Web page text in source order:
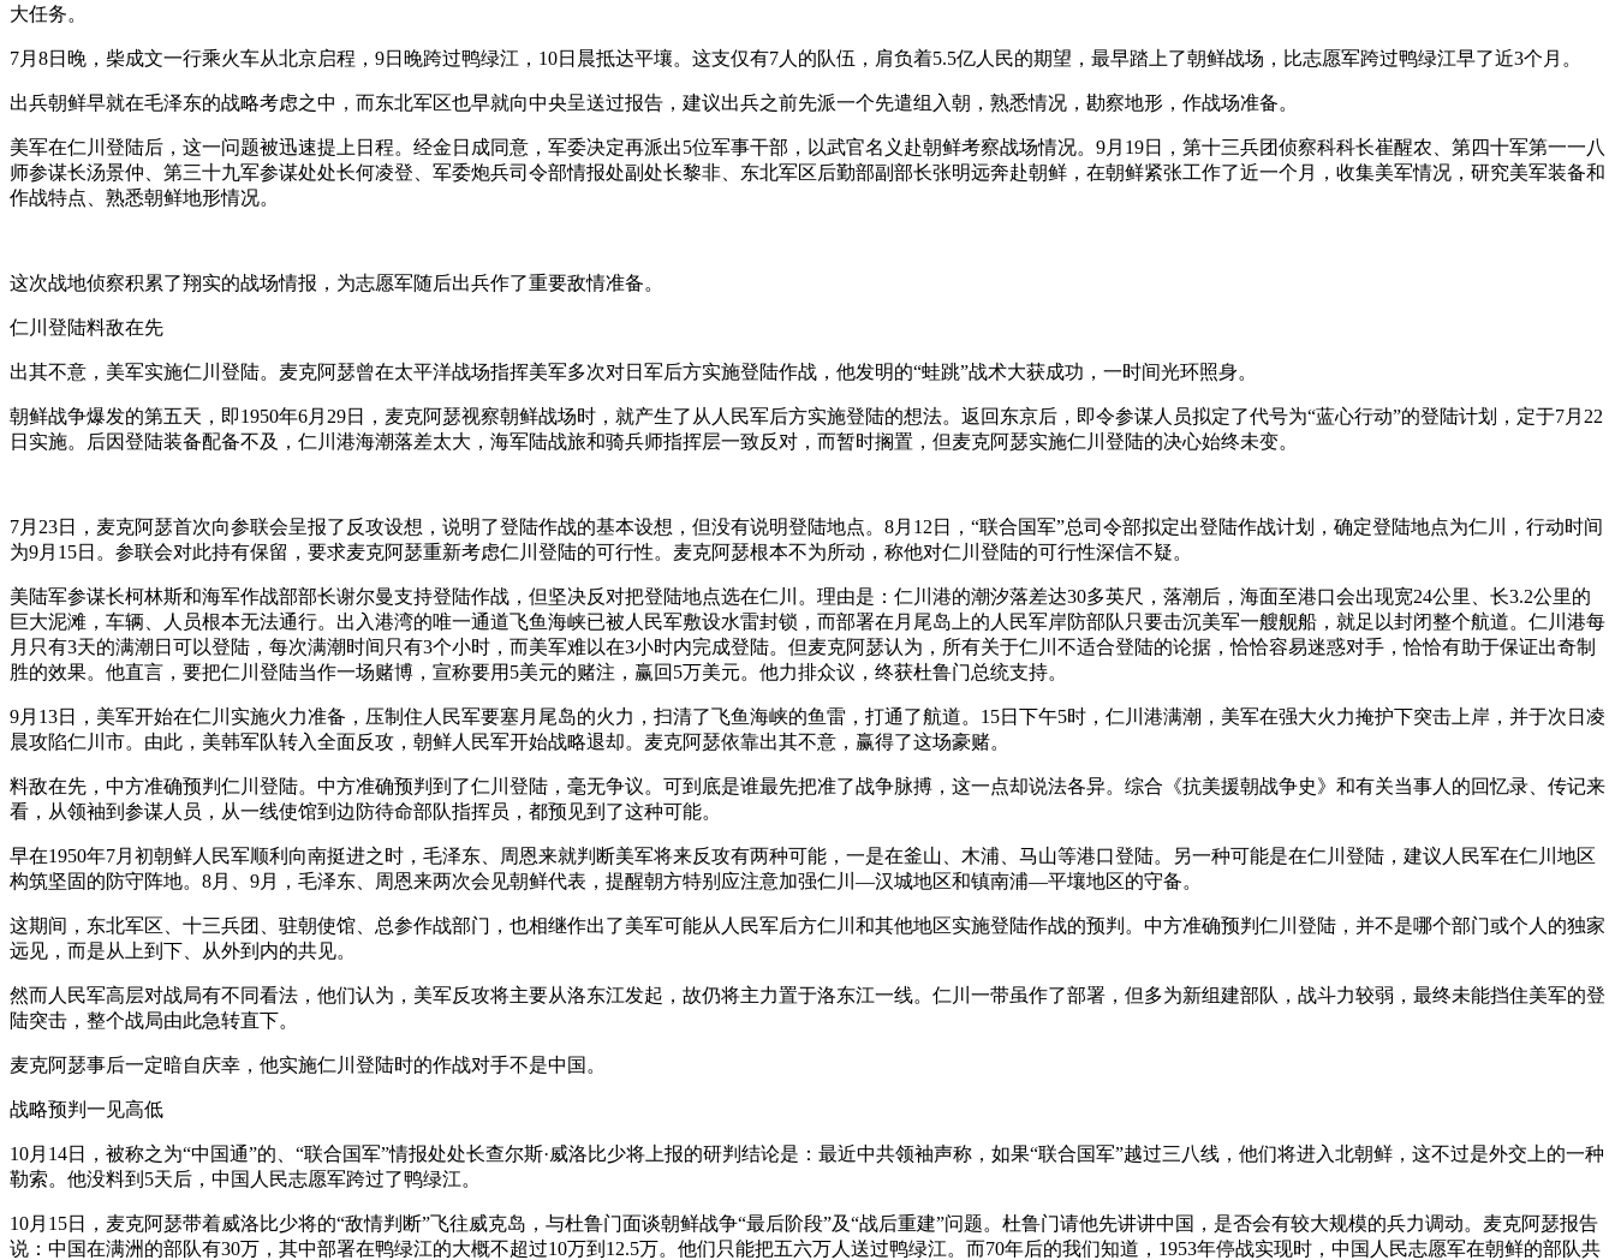
大任务。
7月8日晚，柴成文一行乘火车从北京启程，9日晚跨过鸭绿江，10日晨抵达平壤。这支仅有7人的队伍，肩负着5.5亿人民的期望，最早踏上了朝鲜战场，比志愿军跨过鸭绿江早了近3个月。
出兵朝鲜早就在毛泽东的战略考虑之中，而东北军区也早就向中央呈送过报告，建议出兵之前先派一个先遣组入朝，熟悉情况，勘察地形，作战场准备。
美军在仁川登陆后，这一问题被迅速提上日程。经金日成同意，军委决定再派出5位军事干部，以武官名义赴朝鲜考察战场情况。9月19日，第十三兵团侦察科科长崔醒农、第四十军第一一八
师参谋长汤景仲、第三十九军参谋处处长何凌登、军委炮兵司令部情报处副处长黎非、东北军区后勤部副部长张明远奔赴朝鲜，在朝鲜紧张工作了近一个月，收集美军情况，研究美军装备和
作战特点、熟悉朝鲜地形情况。
这次战地侦察积累了翔实的战场情报，为志愿军随后出兵作了重要敌情准备。
仁川登陆料敌在先
出其不意，美军实施仁川登陆。麦克阿瑟曾在太平洋战场指挥美军多次对日军后方实施登陆作战，他发明的“蛙跳”战术大获成功，一时间光环照身。
朝鲜战争爆发的第五天，即1950年6月29日，麦克阿瑟视察朝鲜战场时，就产生了从人民军后方实施登陆的想法。返回东京后，即令参谋人员拟定了代号为“蓝心行动”的登陆计划，定于7月22
日实施。后因登陆装备配备不及，仁川港海潮落差太大，海军陆战旅和骑兵师指挥层一致反对，而暂时搁置，但麦克阿瑟实施仁川登陆的决心始终未变。
7月23日，麦克阿瑟首次向参联会呈报了反攻设想，说明了登陆作战的基本设想，但没有说明登陆地点。8月12日，“联合国军”总司令部拟定出登陆作战计划，确定登陆地点为仁川，行动时间
为9月15日。参联会对此持有保留，要求麦克阿瑟重新考虑仁川登陆的可行性。麦克阿瑟根本不为所动，称他对仁川登陆的可行性深信不疑。
美陆军参谋长柯林斯和海军作战部部长谢尔曼支持登陆作战，但坚决反对把登陆地点选在仁川。理由是：仁川港的潮汐落差达30多英尺，落潮后，海面至港口会出现宽24公里、长3.2公里的
巨大泥滩，车辆、人员根本无法通行。出入港湾的唯一通道飞鱼海峡已被人民军敷设水雷封锁，而部署在月尾岛上的人民军岸防部队只要击沉美军一艘舰船，就足以封闭整个航道。仁川港每
月只有3天的满潮日可以登陆，每次满潮时间只有3个小时，而美军难以在3小时内完成登陆。但麦克阿瑟认为，所有关于仁川不适合登陆的论据，恰恰容易迷惑对手，恰恰有助于保证出奇制
胜的效果。他直言，要把仁川登陆当作一场赌博，宣称要用5美元的赌注，赢回5万美元。他力排众议，终获杜鲁门总统支持。
9月13日，美军开始在仁川实施火力准备，压制住人民军要塞月尾岛的火力，扫清了飞鱼海峡的鱼雷，打通了航道。15日下午5时，仁川港满潮，美军在强大火力掩护下突击上岸，并于次日凌
晨攻陷仁川市。由此，美韩军队转入全面反攻，朝鲜人民军开始战略退却。麦克阿瑟依靠出其不意，赢得了这场豪赌。
料敌在先，中方准确预判仁川登陆。中方准确预判到了仁川登陆，毫无争议。可到底是谁最先把准了战争脉搏，这一点却说法各异。综合《抗美援朝战争史》和有关当事人的回忆录、传记来
看，从领袖到参谋人员，从一线使馆到边防待命部队指挥员，都预见到了这种可能。
早在1950年7月初朝鲜人民军顺利向南挺进之时，毛泽东、周恩来就判断美军将来反攻有两种可能，一是在釜山、木浦、马山等港口登陆。另一种可能是在仁川登陆，建议人民军在仁川地区
构筑坚固的防守阵地。8月、9月，毛泽东、周恩来两次会见朝鲜代表，提醒朝方特别应注意加强仁川—汉城地区和镇南浦—平壤地区的守备。
这期间，东北军区、十三兵团、驻朝使馆、总参作战部门，也相继作出了美军可能从人民军后方仁川和其他地区实施登陆作战的预判。中方准确预判仁川登陆，并不是哪个部门或个人的独家
远见，而是从上到下、从外到内的共见。
然而人民军高层对战局有不同看法，他们认为，美军反攻将主要从洛东江发起，故仍将主力置于洛东江一线。仁川一带虽作了部署，但多为新组建部队，战斗力较弱，最终未能挡住美军的登
陆突击，整个战局由此急转直下。
麦克阿瑟事后一定暗自庆幸，他实施仁川登陆时的作战对手不是中国。
战略预判一见高低
10月14日，被称之为“中国通”的、“联合国军”情报处处长查尔斯·威洛比少将上报的研判结论是：最近中共领袖声称，如果“联合国军”越过三八线，他们将进入北朝鲜，这不过是外交上的一种
勒索。他没料到5天后，中国人民志愿军跨过了鸭绿江。
10月15日，麦克阿瑟带着威洛比少将的“敌情判断”飞往威克岛，与杜鲁门面谈朝鲜战争“最后阶段”及“战后重建”问题。杜鲁门请他先讲讲中国，是否会有较大规模的兵力调动。麦克阿瑟报告
说：中国在满洲的部队有30万，其中部署在鸭绿江的大概不超过10万到12.5万。他们只能把五六万人送过鸭绿江。而70年后的我们知道，1953年停战实现时，中国人民志愿军在朝鲜的部队共